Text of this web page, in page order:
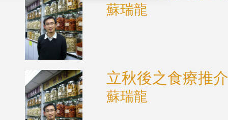
蘇瑞龍
立秋後之食療推介
蘇瑞龍